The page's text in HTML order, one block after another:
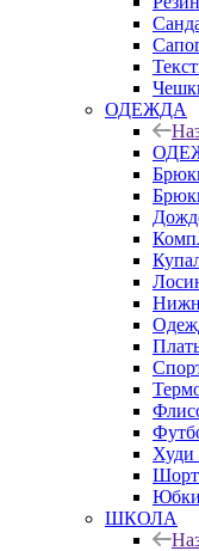
ОДЕЖДА
Худи
Юбки
ШКОЛА